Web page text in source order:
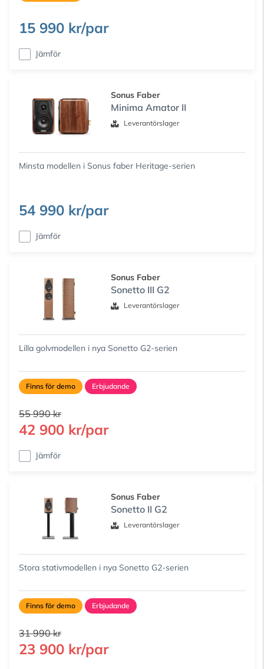
15 990 kr/par
Jämför
Sonus Faber
Minima Amator II
Leverantörslager
Minsta modellen i Sonus faber Heritage-serien
54 990 kr/par
Jämför
Sonus Faber
Sonetto III G2
Leverantörslager
Lilla golvmodellen i nya Sonetto G2-serien
Finns för demo Erbjudande
55 990 kr
42 900 kr/par
Jämför
Sonus Faber
Sonetto II G2
Leverantörslager
Stora stativmodellen i nya Sonetto G2-serien
Finns för demo Erbjudande
31 990 kr
23 900 kr/par